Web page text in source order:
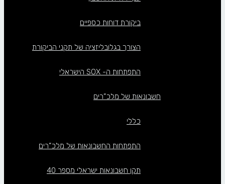
ביקורת דוחות כספיים
הצורך בגלובליזציה של תקני הביקורת
התפתחות ה- SOX הישראלי
חשבונאות של מלכ”רים
כללי
התפתחות החשבונאות של מלכ”רים
תקן חשבונאות ישראלי מספר 40